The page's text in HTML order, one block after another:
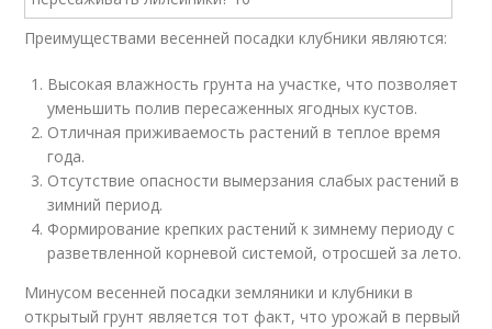
Преимуществами весенней посадки клубники являются:
Высокая влажность грунта на участке, что позволяет
уменьшить полив пересаженных ягодных кустов.
Отличная приживаемость растений в теплое время
года.
Отсутствие опасности вымерзания слабых растений в
зимний период.
Формирование крепких растений к зимнему периоду с
разветвленной корневой системой, отросшей за лето.
Минусом весенней посадки земляники и клубники в
открытый грунт является тот факт, что урожай в первый